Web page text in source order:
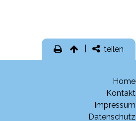
teilen
Home
Kontakt
Impressum
Datenschutz